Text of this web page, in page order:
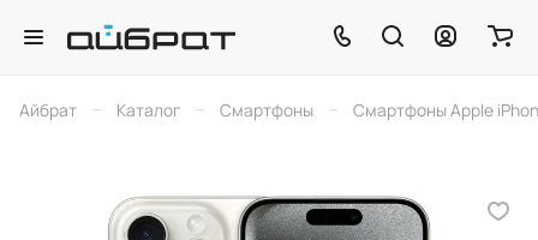
Айбрат – Каталог – Смартфоны – Смартфоны Apple